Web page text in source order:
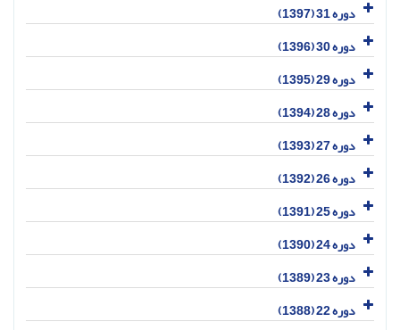
دوره 31 (1397)
دوره 30 (1396)
دوره 29 (1395)
دوره 28 (1394)
دوره 27 (1393)
دوره 26 (1392)
دوره 25 (1391)
دوره 24 (1390)
دوره 23 (1389)
دوره 22 (1388)